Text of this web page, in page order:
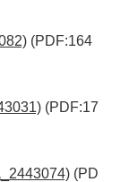
(PDF:164
(PDF:17
(PD